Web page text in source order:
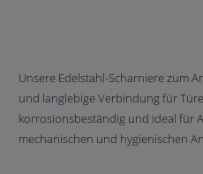
Unsere Edelstahl-Scharniere zum
und langlebige Verbindung für
korrosionsbeständig und ideal für
mechanischen und hygienischen